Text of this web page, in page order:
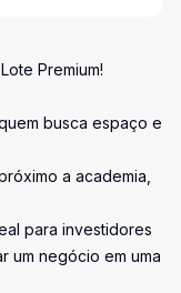
Premium!
busca espaço e
a academia,
para investidores
um negócio em uma